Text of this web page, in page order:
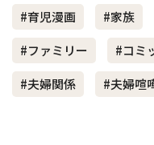
#育児漫画
#家族
#ファミリー
#コミ
#夫婦関係
#夫婦喧